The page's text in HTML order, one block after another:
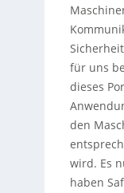
für uns
dieses
den
wird. Es
haben